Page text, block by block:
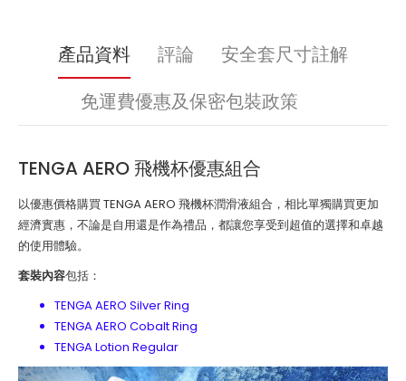
產品資料 評論
安全套尺寸註解
免運費優惠及保密包裝政策
TENGA AERO 飛機杯優惠組合
以優惠價格購買 TENGA AERO 飛機杯潤滑液組合，相比單獨購買更加
經濟實惠，不論是自用還是作為禮品，都讓您享受到超值的選擇和卓越
的使用體驗。
套裝內容包括：
TENGA AERO Silver Ring
TENGA AERO Cobalt Ring
TENGA Lotion Regular